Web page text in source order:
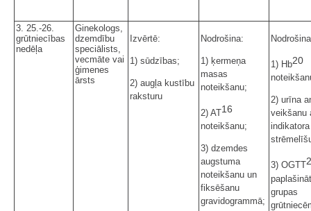
3. 25.-26.
grūtniecības
nedēļa
Ginekologs,
dzemdību
speciālists,
vecmāte vai
ģimenes
ārsts
Izvērtē:
1) sūdzības;
2) augļa kustību
raksturu
Nodrošina:
1) ķermeņa
masas
noteikšanu;
2) AT16
noteikšanu;
3) dzemdes
augstuma
noteikšanu un
fiksēšanu
gravidogrammā;
1) Hb20
2) urīna
veikšanu
indikatora
3) OGTT
grupas